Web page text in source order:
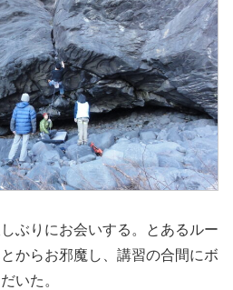
ぶりにお会いする。とあるルー
からお邪魔し、講習の合間にボ
いた。